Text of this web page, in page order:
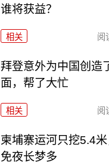
谁将获益？
相关 阅
拜登意外为中国创造
面，帮了大忙
相关 阅
柬埔寨运河只挖5.4
免夜长梦多